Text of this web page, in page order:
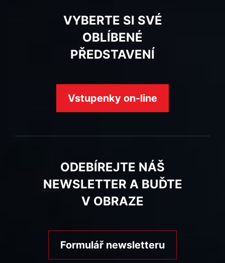
VYBERTE SI SVÉ
OBLÍBENÉ
PŘEDSTAVENÍ
Vstupenky on-line
ODEBÍREJTE NÁŠ
NEWSLETTER A BUĎTE
V OBRAZE
Formulář newsletteru